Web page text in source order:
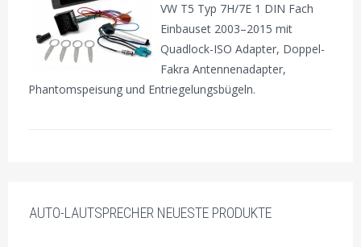
VW T5 Typ 7H/7E 1 DIN Fach
Einbauset 2003–2015 mit
Quadlock-ISO Adapter, Doppel-
Fakra Antennenadapter,
Phantomspeisung und Entriegelungsbügeln.
AUTO-LAUTSPRECHER NEUESTE PRODUKTE